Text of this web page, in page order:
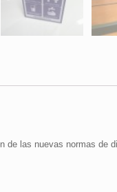
de las nuevas normas de